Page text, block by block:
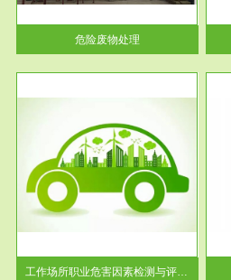
危险废物处理
理处...
工作场所职业危害因素检测与评价...
服务范围
工作场所职业危害现状评价
【现状评价意义】：具体因素---
-通过质谱分析等多种手段明确
工作场...